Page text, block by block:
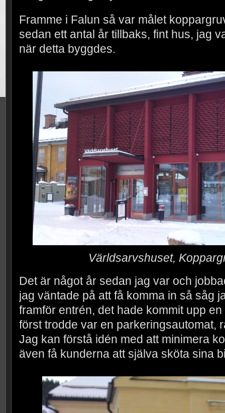
Framme i Falun så var målet
sedan ett antal år tillbaks, fint hus, jag
när detta byggdes.
Världsarvshuset,
Det är något år sedan jag var och
jag väntade på att få komma in så såg
framför entrén, det hade kommit upp
först trodde var en parkeringsautomat,
Jag kan förstå idén med att minimera
även få kunderna att själva sköta sina